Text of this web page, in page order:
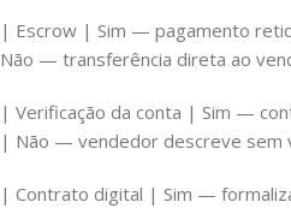
| Escrow | Sim — pagamento
Não — transferência direta ao
| Verificação da conta | Sim —
| Não — vendedor descreve sem
| Contrato digital | Sim —